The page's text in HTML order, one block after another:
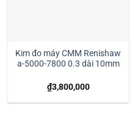
Kim đo máy CMM Renishaw
a-5000-7800 0.3 dài 10mm
₫3,800,000